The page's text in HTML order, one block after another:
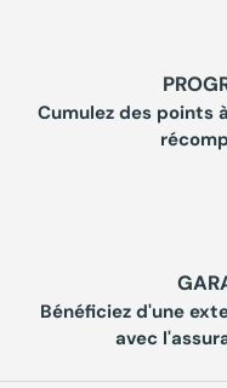
Cumulez des points
Bénéficiez d'une
avec